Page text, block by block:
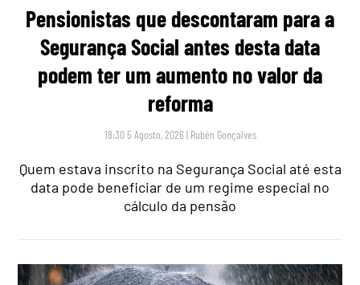
Pensionistas que descontaram para a
Segurança Social antes desta data
podem ter um aumento no valor da
reforma
18:30 5 Agosto, 2026 | Rubén Gonçalves
Quem estava inscrito na Segurança Social até esta
data pode beneficiar de um regime especial no
cálculo da pensão